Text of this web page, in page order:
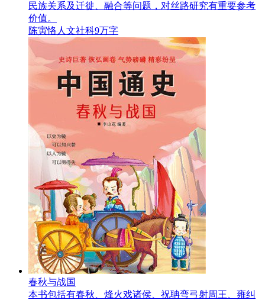
民族关系及迁徙、融合等问题，对丝路研究有重要参考
价值。
陈寅恪 人文社科9万字
春秋与战国
本书包括有春秋、烽火戏诸侯、祝聃弯弓射周王、雍纠